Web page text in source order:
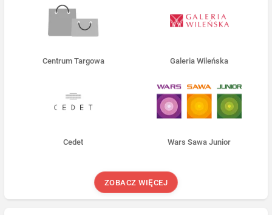
Centrum Targowa Galeria Wileńska
Cedet Wars Sawa Junior
ZOBACZ WIĘCEJ